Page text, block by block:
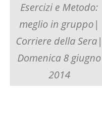
Esercizi e Metodo:
meglio in gruppo|
Corriere della Sera|
Domenica 8 giugno
2014